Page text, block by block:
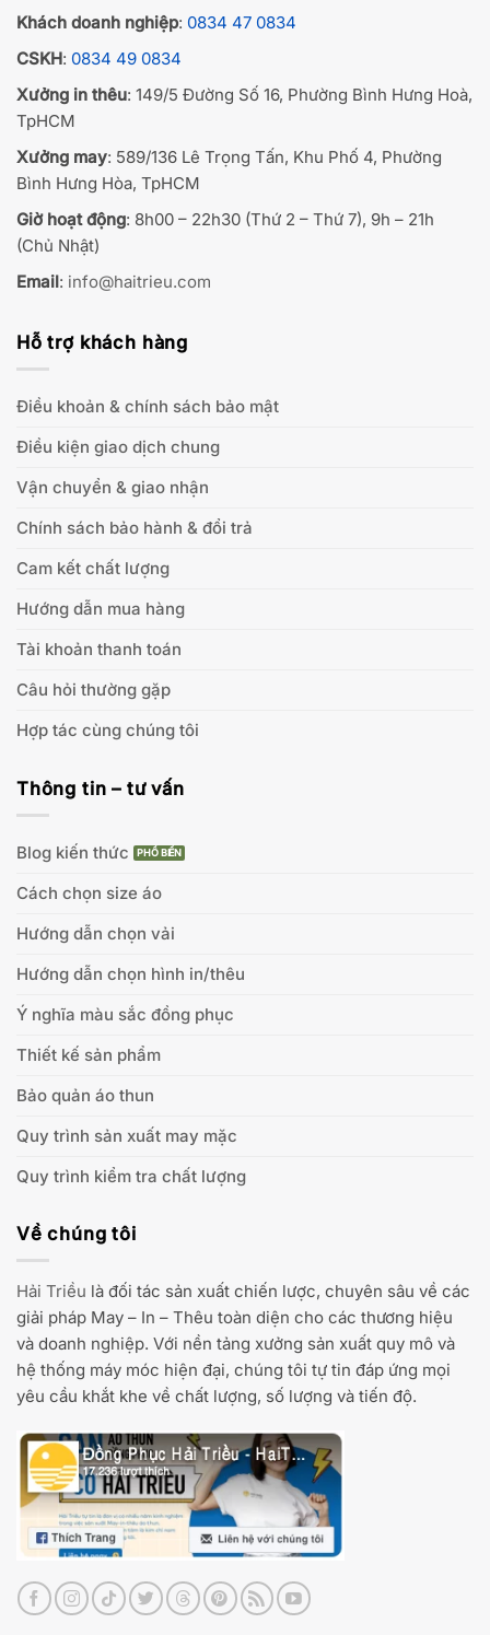
Khách doanh nghiệp: 0834 47 0834
CSKH: 0834 49 0834
Xưởng in thêu: 149/5 Đường Số 16, Phường Bình Hưng Hoà,
TpHCM
Xưởng may: 589/136 Lê Trọng Tấn, Khu Phố 4, Phường
Bình Hưng Hòa, TpHCM
Giờ hoạt động: 8h00 – 22h30 (Thứ 2 – Thứ 7), 9h – 21h
(Chủ Nhật)
Email: info@haitrieu.com
Hỗ trợ khách hàng
Điều khoản & chính sách bảo mật
Điều kiện giao dịch chung
Vận chuyển & giao nhận
Chính sách bảo hành & đổi trả
Cam kết chất lượng
Hướng dẫn mua hàng
Tài khoản thanh toán
Câu hỏi thường gặp
Hợp tác cùng chúng tôi
Thông tin – tư vấn
Blog kiến thức
Cách chọn size áo
Hướng dẫn chọn vải
Hướng dẫn chọn hình in/thêu
Ý nghĩa màu sắc đồng phục
Thiết kế sản phẩm
Bảo quản áo thun
Quy trình sản xuất may mặc
Quy trình kiểm tra chất lượng
Về chúng tôi
Hải Triều là đối tác sản xuất chiến lược, chuyên sâu về các
giải pháp May – In – Thêu toàn diện cho các thương hiệu
và doanh nghiệp. Với nền tảng xưởng sản xuất quy mô và
hệ thống máy móc hiện đại, chúng tôi tự tin đáp ứng mọi
yêu cầu khắt khe về chất lượng, số lượng và tiến độ.